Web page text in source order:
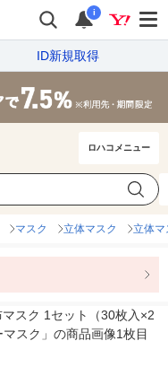
i
ID新規取得
ロハコメニュー
マスク 立体マスク 立体マ